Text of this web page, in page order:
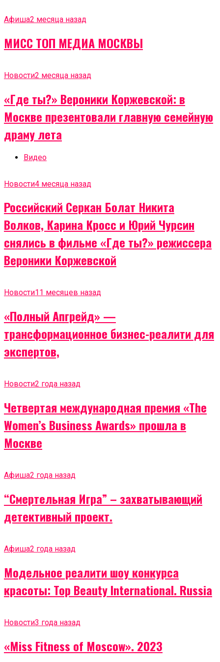
Афиша2 месяца назад
МИСС ТОП МЕДИА МОСКВЫ
Новости2 месяца назад
«Где ты?» Вероники Коржевской: в
Москве презентовали главную семейную
драму лета
Видео
Новости4 месяца назад
Российский Серкан Болат Никита
Волков, Карина Кросс и Юрий Чурсин
снялись в фильме «Где ты?» режиссера
Вероники Коржевской
Новости11 месяцев назад
«Полный Апгрейд» —
трансформационное бизнес-реалити для
экспертов,
Новости2 года назад
Четвертая международная премия «The
Women’s Business Awards» прошла в
Москве
Афиша2 года назад
“Смертельная Игра” – захватывающий
детективный проект.
Афиша2 года назад
Модельное реалити шоу конкурса
красоты: Top Beauty International. Russia
Новости3 года назад
«Miss Fitness of Moscow». 2023